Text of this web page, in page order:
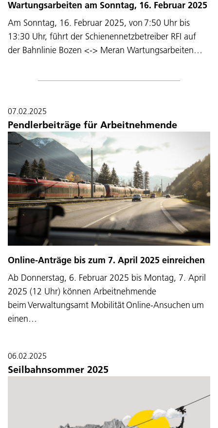
Wartungsarbeiten am Sonntag, 16. Februar 2025
Am Sonntag, 16. Februar 2025, von 7:50 Uhr bis
13:30 Uhr, führt der Schienennetzbetreiber RFI auf
der Bahnlinie Bozen <-> Meran Wartungsarbeiten…
07.02.2025
Pendlerbeiträge für Arbeitnehmende
Online-Anträge bis zum 7. April 2025 einreichen
Ab Donnerstag, 6. Februar 2025 bis Montag, 7. April
2025 (12 Uhr) können Arbeitnehmende
beim Verwaltungsamt Mobilität Online-Ansuchen um
einen…
06.02.2025
Seilbahnsommer 2025